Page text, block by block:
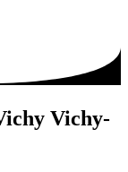
Vichy-